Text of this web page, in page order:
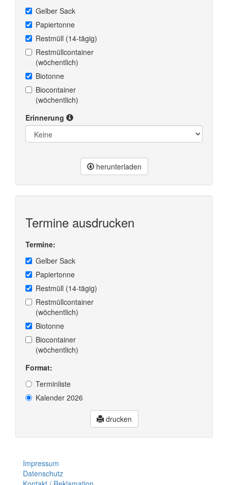
Gelber Sack
Papiertonne
Restmüll (14-tägig)
Restmüllcontainer
(wöchentlich)
Biotonne
Biocontainer
(wöchentlich)
Erinnerung
herunterladen
Termine ausdrucken
Termine:
Gelber Sack
Papiertonne
Restmüll (14-tägig)
Restmüllcontainer
(wöchentlich)
Biotonne
Biocontainer
(wöchentlich)
Format:
Terminliste
Kalender 2026
drucken
Impressum
Datenschutz